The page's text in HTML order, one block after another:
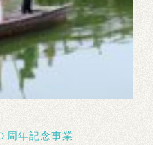
周年記念事業